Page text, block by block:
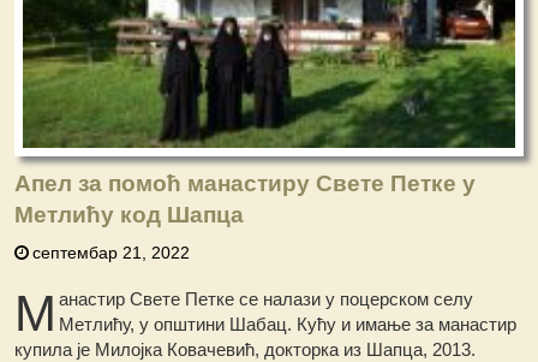
Апел за помоћ манастиру Свете Петке у
Метлићу код Шапца
септембар 21, 2022
М анастир Свете Петке се налази у поцерском селу
Метлићу, у општини Шабац. Кућу и имање за манастир
купила је Милојка Ковачевић, докторка из Шапца, 2013.